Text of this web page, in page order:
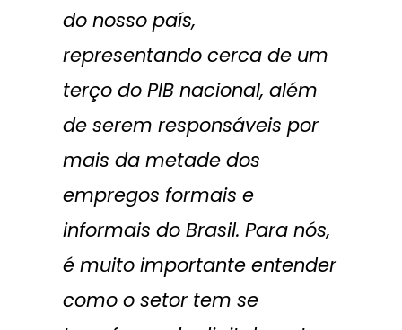
do nosso país,
representando cerca de um
terço do PIB nacional, além
de serem responsáveis por
mais da metade dos
empregos formais e
informais do Brasil. Para nós,
é muito importante entender
como o setor tem se